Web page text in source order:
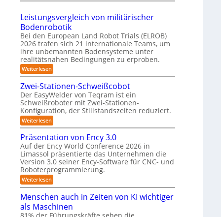
r
o
b
o
t
e
r
2
m
s
D
-
S
t
e
r
e
o
-
K
a
m
e
r
a
s
y
s
e
m
u
t
t
l
e
-
S
y
s
t
e
m
ü
r
R
e
i
n
r
ä
Leistungsvergleich von militärischer
Bodenrobotik
Bei den European Land Robot Trials (ELROB)
2026 trafen sich 21 internationale Teams, um
ihre unbemannten Bodensysteme unter
realitätsnahen Bedingungen zu erproben.
Weiterlesen:
L
e
i
s
t
u
n
g
s
v
e
r
g
l
e
i
c
v
o
n
Zwei-Stationen-Schweißcobot
Der EasyWelder von Teqram ist ein
Schweißroboter mit Zwei-Stationen-
Konfiguration, der Stillstandszeiten reduziert.
Weiterlesen:
Z
w
e
i
-
S
t
a
t
i
o
n
e
Präsentation von Ency 3.0
Auf der Ency World Conference 2026 in
Limassol präsentierte das Unternehmen die
Version 3.0 seiner Ency-Software für CNC- und
Roboterprogrammierung.
Weiterlesen:
P
ä
s
e
Menschen auch in Zeiten von KI wichtiger
als Maschinen